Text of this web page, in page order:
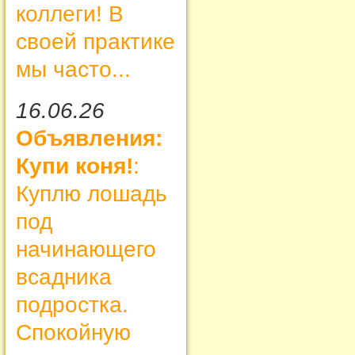
коллеги! В
своей практике
мы часто...
16.06.26
Объявления:
Купи коня!:
Куплю лошадь
под
начинающего
всадника
подростка.
Спокойную